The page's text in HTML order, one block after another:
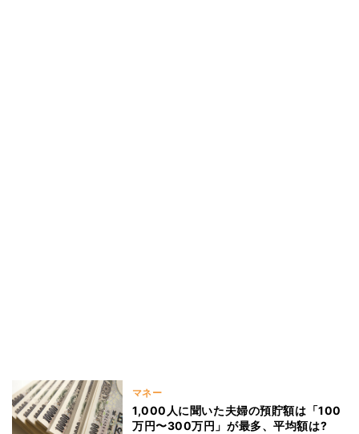
マネー
1,000人に聞いた夫婦の預貯額は「100
万円〜300万円」が最多、平均額は?